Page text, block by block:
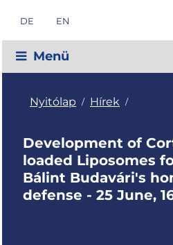
DE EN
Menü
Nyitólap / Hírek /
Development of
loaded Liposomes
Bálint Budavári's
defense - 25 June,